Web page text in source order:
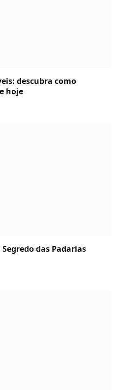
descubra como
hoje
Segredo das Padarias